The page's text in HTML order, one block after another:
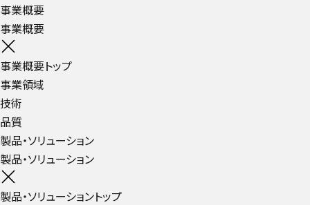
事業概要
事業概要
事業概要トップ
事業領域
技術
品質
製品・ソリューション
製品・ソリューション
製品・ソリューショントップ